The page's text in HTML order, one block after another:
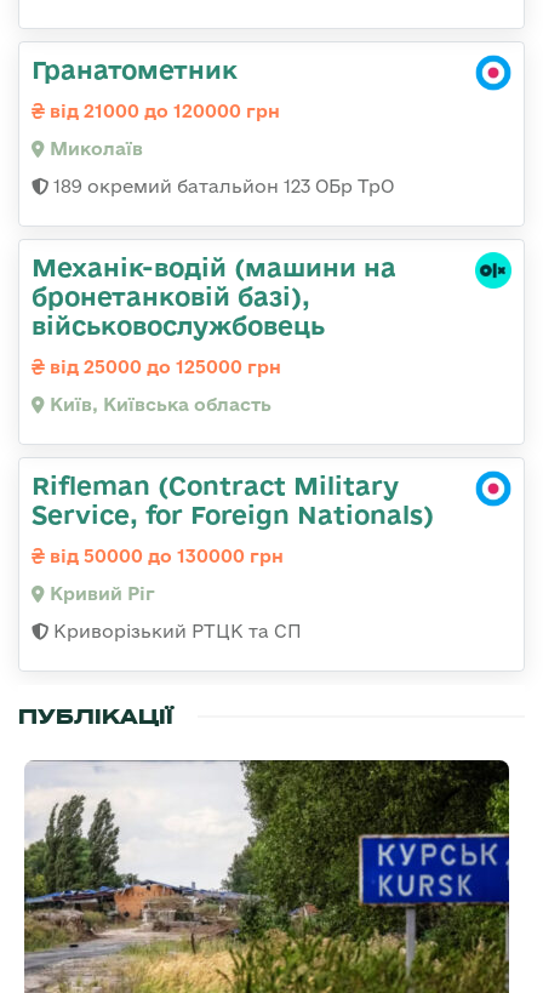
Гранатометник
від 21000 до 120000 грн
Миколаїв
189 окремий батальйон 123 ОБр ТрО
Механік-водій (машини на
бронетанковій базі),
військовослужбовець
від 25000 до 125000 грн
Київ, Київська область
Rifleman (Contract Military
Service, for Foreign Nationals)
від 50000 до 130000 грн
Кривий Ріг
Криворізький РТЦК та СП
ПУБЛІКАЦІЇ